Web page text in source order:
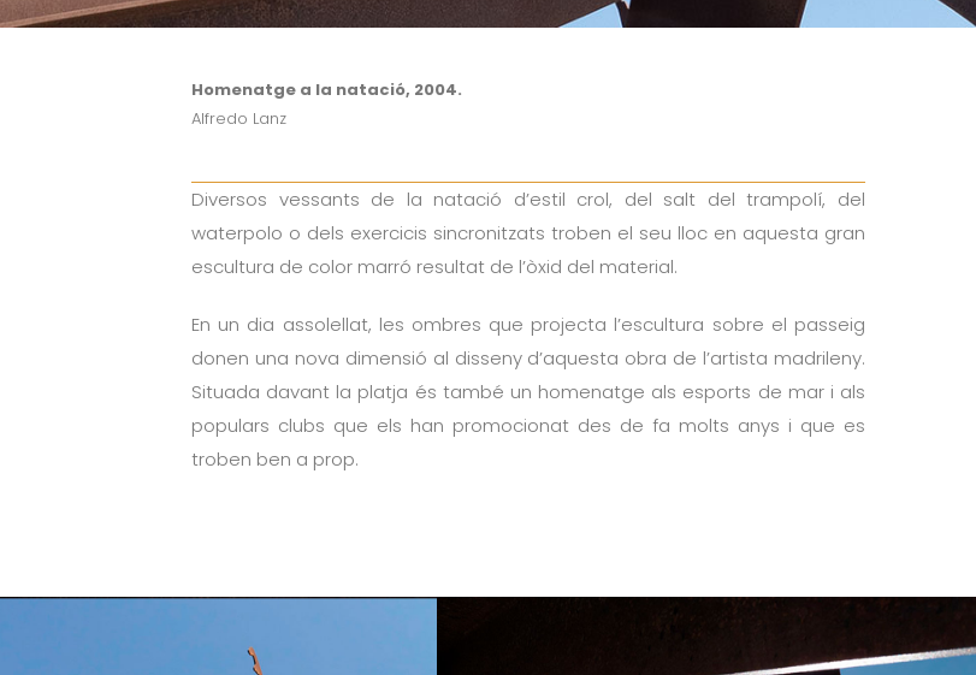
Homenatge a la natació, 2004.
Alfredo Lanz
Diversos vessants de la natació d’estil crol, del salt del trampolí, del
waterpolo o dels exercicis sincronitzats troben el seu lloc en aquesta gran
escultura de color marró resultat de l’òxid del material.
En un dia assolellat, les ombres que projecta l’escultura sobre el passeig
donen una nova dimensió al disseny d’aquesta obra de l’artista madrileny.
Situada davant la platja és també un homenatge als esports de mar i als
populars clubs que els han promocionat des de fa molts anys i que es
troben ben a prop.